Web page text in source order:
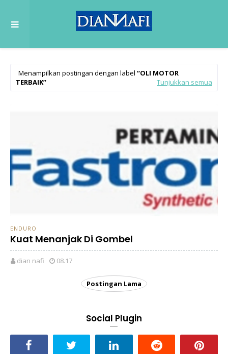
Menampilkan postingan dengan label
OLI MOTOR
TERBAIK
Tunjukkan semua
ENDURO
Kuat Menanjak Di Gombel
dian nafi 08.17
Postingan Lama
Social Plugin